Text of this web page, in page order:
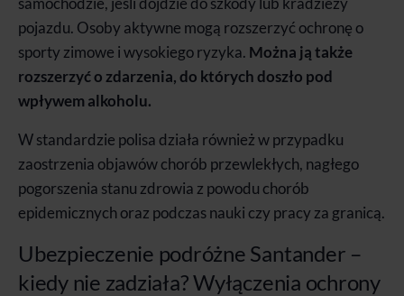
pojazdu. Osoby aktywne mogą rozszerzyć ochronę o
sporty zimowe i wysokiego ryzyka. Można ją także
rozszerzyć o zdarzenia, do których doszło pod
wpływem alkoholu.
W standardzie polisa działa również w przypadku
zaostrzenia objawów chorób przewlekłych, nagłego
pogorszenia stanu zdrowia z powodu chorób
epidemicznych oraz podczas nauki czy pracy za granicą.
Ubezpieczenie podróżne Santander –
kiedy nie zadziała? Wyłączenia ochrony